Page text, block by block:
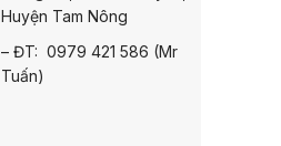
Huyện Tam Nông
– ĐT: 0979 421 586 (Mr
Tuấn)